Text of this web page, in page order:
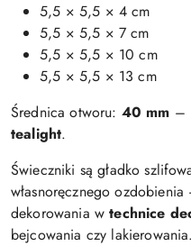
5,5 × 5,5 × 4 cm
5,5 × 5,5 × 7 cm
5,5 × 5,5 × 10 cm
5,5 × 5,5 × 13 cm
Średnica otworu: 40 mm –
tealight.
Świeczniki są gładko
własnoręcznego
dekorowania wtechnice
bejcowania czy lakierowania.